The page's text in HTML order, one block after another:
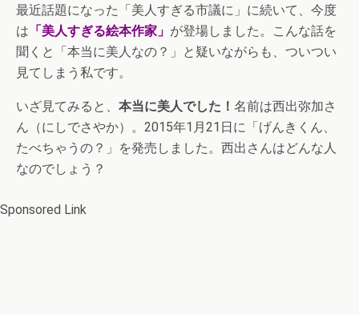
最近話題になった「美人すぎる市議に」に続いて、今度
は 「美人すぎる絵本作家」 が登場しました。こんな話を
聞くと「本当に美人なの？」と疑いながらも、ついつい
見てしまう私です。
いざ見てみると、 本当に美人でした！ 名前は西出弥加さ
ん（にしでさやか）。2015年1月21日に「げんきくん、
たべちゃうの？」を発売しました。西出さんはどんな人
なのでしょう？
Sponsored Link